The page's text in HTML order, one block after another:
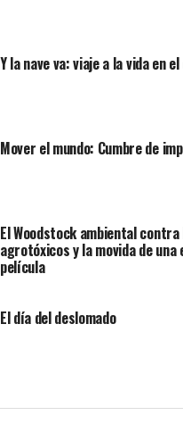
Y la nave va: viaje a la vida en
Mover el mundo: Cumbre de
El Woodstock ambiental contra
agrotóxicos y la movida de una
película
El día del deslomado